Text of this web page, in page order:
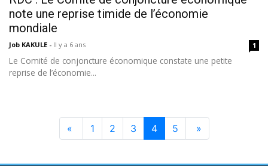
note une reprise timide de l’économie
mondiale
Job KAKULE - Il y a 6 ans 1
Le Comité de conjoncture économique constate une petite
reprise de l’économie...
« 1 2 3 4 5 »